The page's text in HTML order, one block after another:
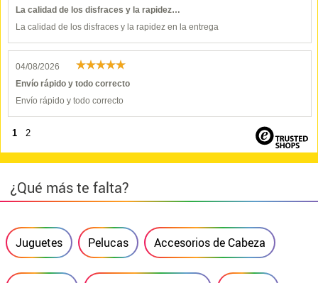
La calidad de los disfraces y la rapidez…
La calidad de los disfraces y la rapidez en la entrega
04/08/2026
Envío rápido y todo correcto
Envío rápido y todo correcto
1 2
¿Qué más te falta?
Juguetes Pelucas Accesorios de Cabeza